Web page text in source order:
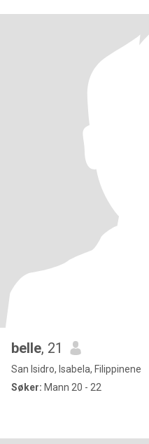
belle, 21
San Isidro, Isabela, Filippinene
Søker: Mann 20 - 22